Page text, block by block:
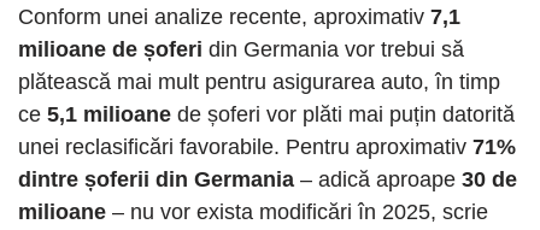
Conform unei analize recente, aproximativ 7,1
milioane de șoferi din Germania vor trebui să
plătească mai mult pentru asigurarea auto, în timp
ce 5,1 milioane de șoferi vor plăti mai puțin datorită
unei reclasificări favorabile. Pentru aproximativ 71%
dintre șoferii din Germania – adică aproape 30 de
milioane – nu vor exista modificări în 2025, scrie